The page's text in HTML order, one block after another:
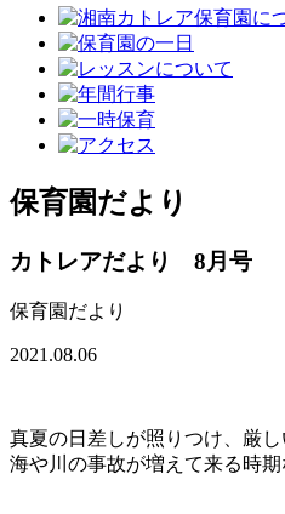
保育園だより
カトレアだより 8月号
保育園だより
2021.08.06
真夏の日差しが照りつけ、厳
海や川の事故が増えて来る時